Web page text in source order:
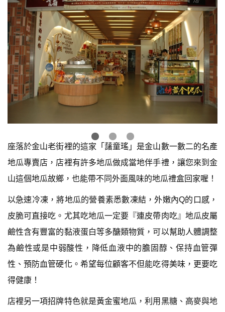
座落於金山老街裡的這家「藷童瑤」是金山數一數二的名產
地瓜專賣店，店裡有許多地瓜做成當地伴手禮，讓您來到金
山這個地瓜故鄉，也能帶不同外面風味的地瓜禮盒回家喔！
以急速冷凍，將地瓜的營養素悉數凍結，外嫩內Q的口感，
皮脆可直接吃。尤其吃地瓜一定要『連皮帶肉吃』地瓜皮屬
鹼性含有豐富的黏液蛋白等多醣類物質，可以幫助人體調整
為鹼性或是中弱酸性，降低血液中的膽固醇、保持血管彈
性、預防血管硬化。希望每位顧客不但能吃得美味，更要吃
得健康！
店裡另一項招牌特色就是黃金蜜地瓜，利用黑糖、高麥與地